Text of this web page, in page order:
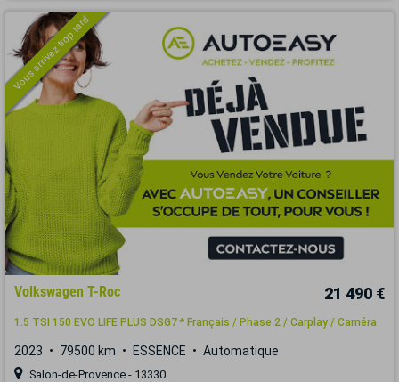
Vous arrivez trop tard
Volkswagen T-Roc 21 490 €
1.5 TSI 150 EVO LIFE PLUS DSG7 * Français / Phase 2 / Carplay / Caméra
2023 79500 km ESSENCE Automatique
Salon-de-Provence - 13330